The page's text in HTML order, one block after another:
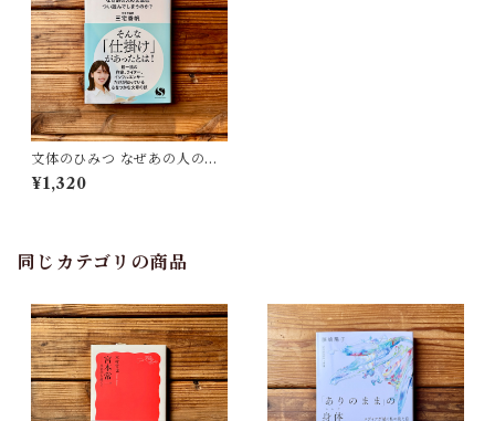
文体のひみつ なぜあの人の文
章はつい読んでしまうのか？
｜三宅 香帆
¥1,320
同じカテゴリの商品